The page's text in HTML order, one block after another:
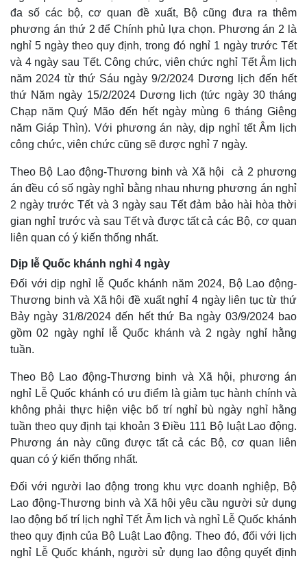
Kinh tế
Bất động sản
Khởi nghiệp
Thị trường
Giá vàng
Tiêu dùng
Tỷ giá
Chứng khoán
Giá cà phê
đa số các bộ, cơ quan đề xuất, Bộ cũng đưa ra thêm
phương án thứ 2 để Chính phủ lựa chọn. Phương án 2 là
nghỉ 5 ngày theo quy định, trong đó nghỉ 1 ngày trước Tết
và 4 ngày sau Tết. Công chức, viên chức nghỉ Tết Âm lịch
năm 2024 từ thứ Sáu ngày 9/2/2024 Dương lịch đến hết
thứ Năm ngày 15/2/2024 Dương lịch (tức ngày 30 tháng
Chạp năm Quý Mão đến hết ngày mùng 6 tháng Giêng
năm Giáp Thìn). Với phương án này, dịp nghỉ tết Âm lịch
công chức, viên chức cũng sẽ được nghỉ 7 ngày.
Theo Bộ Lao động-Thương binh và Xã hội cả 2 phương
án đều có số ngày nghỉ bằng nhau nhưng phương án nghỉ
2 ngày trước Tết và 3 ngày sau Tết đảm bảo hài hòa thời
gian nghỉ trước và sau Tết và được tất cả các Bộ, cơ quan
liên quan có ý kiến thống nhất.
Dịp lễ Quốc khánh nghỉ 4 ngày
Đối với dịp nghỉ lễ Quốc khánh năm 2024, Bộ Lao động-
Thương binh và Xã hội đề xuất nghỉ 4 ngày liên tục từ thứ
Bảy ngày 31/8/2024 đến hết thứ Ba ngày 03/9/2024 bao
gồm 02 ngày nghỉ lễ Quốc khánh và 2 ngày nghỉ hằng
tuần.
Theo Bộ Lao động-Thương binh và Xã hội, phương án
nghỉ Lễ Quốc khánh có ưu điểm là giảm tục hành chính và
không phải thực hiện việc bố trí nghỉ bù ngày nghỉ hằng
tuần theo quy định tại khoản 3 Điều 111 Bộ luật Lao động.
Phương án này cũng được tất cả các Bộ, cơ quan liên
quan có ý kiến thống nhất.
Đối với người lao động trong khu vực doanh nghiệp, Bộ
Lao động-Thương binh và Xã hội yêu cầu người sử dụng
lao động bố trí lịch nghỉ Tết Âm lịch và nghỉ Lễ Quốc khánh
theo quy định của Bộ Luật Lao động. Theo đó, đối với lịch
nghỉ Lễ Quốc khánh, người sử dụng lao động quyết định